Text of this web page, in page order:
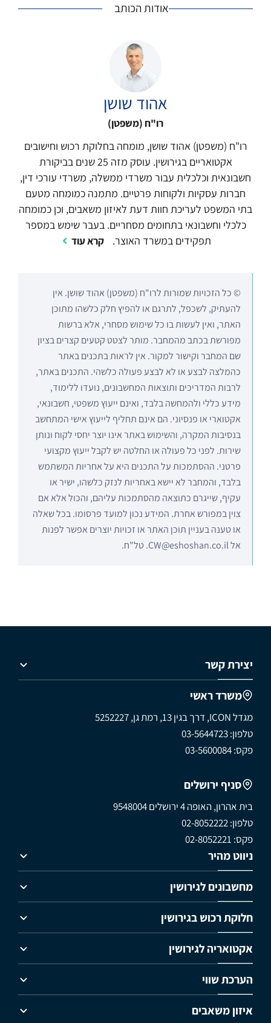
e
אודות הכותב
אהוד שושן
רו"ח (משפטן)
רו"ח (משפטן) אהוד שושן, מומחה בחלוקת רכוש וחישובים
אקטואריים בגירושין. עוסק מזה 25 שנים בביקורת
חשבונאית וכלכלית עבור משרדי ממשלה, משרדי עורכי דין,
חברות עסקיות ולקוחות פרטיים. מתמנה כמומחה מטעם
בתי המשפט לעריכת חוות דעת לאיזון משאבים, וכן כמומחה
כלכלי וחשבונאי בתחומים מסחריים. בעבר שימש במספר
תפקידים במשרד האוצר.
קרא עוד
© כל הזכויות שמורות לרו"ח (משפטן) אהוד שושן. אין
להעתיק, לשכפל, לתרגם או להפיץ חלק כלשהו מתוכן
האתר, ואין לעשות בו כל שימוש מסחרי, אלא ברשות
מפורשת בכתב מהמחבר. מותר לצטט קטעים קצרים בציון
שם המחבר וקישור למקור. אין לראות בתכנים באתר
כהמלצה לבצע או לא לבצע פעולה כלשהי. התכנים באתר,
לרבות המדריכים ותוצאות המחשבונים, נועדו ללימוד,
מידע כללי ולהמחשה בלבד, ואינם ייעוץ משפטי, חשבונאי,
אקטוארי או פנסיוני. הם אינם תחליף לייעוץ אישי המתחשב
בנסיבות המקרה, והשימוש באתר אינו יוצר יחסי לקוח ונותן
שירות. לפני כל פעולה או החלטה יש לקבל ייעוץ מקצועי
פרטני. ההסתמכות על התכנים היא על אחריות המשתמש
בלבד, והמחבר לא יישא באחריות לנזק כלשהו, ישיר או
עקיף, שייגרם כתוצאה מהסתמכות עליהם, והכול אלא אם
צוין במפורש אחרת. המידע נכון למועד פרסומו. בכל שאלה
או טענה בעניין תוכן האתר או זכויות יוצרים אפשר לפנות
אל CW@eshoshan.co.il. טל"ח.
יצירת קשר
משרד ראשי
מגדל ICON, דרך בגין 13, רמת גן, 5252227
טלפון: 03-5644723
פקס: 03-5600084
סניף ירושלים
בית אהרון, האופה 4 ירושלים 9548004
טלפון: 02-8052222
פקס: 02-8052221
ניווט מהיר
מחשבונים לגירושין
חלוקת רכוש בגירושין
אקטואריה לגירושין
הערכת שווי
איזון משאבים